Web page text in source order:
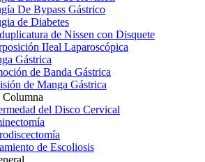
De Bypass Gástrico
de Diabetes
de Nissen con Disquete
IIeal Laparoscópica
Gástrica
de Banda Gástrica
de Manga Gástrica
del Disco Cervical
de Escoliosis